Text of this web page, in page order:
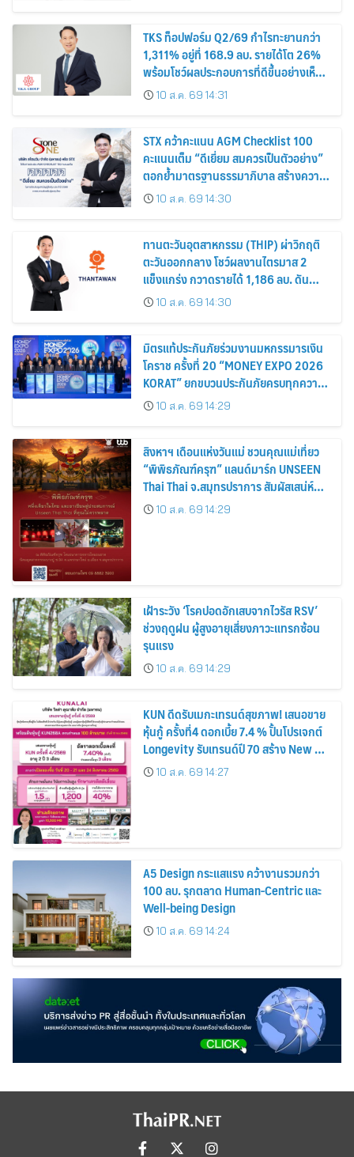
TKS ท็อปฟอร์ม Q2/69 กำไรทะยานกว่า
1,311% อยู่ที่ 168.9 ลบ. รายได้โต 26%
พร้อมโชว์ผลประกอบการที่ดีขึ้นอย่างเห็น
ได้ชัด บอร์ดเคาะจ่ายปันผลระหว่างกาลหุ้น
ละ 0.12 บาท
10 ส.ค. 69 14:31
STX คว้าคะแนน AGM Checklist 100
คะแนนเต็ม “ดีเยี่ยม สมควรเป็นตัวอย่าง”
ตอกย้ำมาตรฐานธรรมาภิบาล สร้างความ
เชื่อมั่นนักลงทุน
10 ส.ค. 69 14:30
ทานตะวันอุตสาหกรรม (THIP) ผ่าวิกฤติ
ตะวันออกกลาง โชว์ผลงานไตรมาส 2
แข็งแกร่ง กวาดรายได้ 1,186 ลบ. ดัน
กำไรเพิ่มขึ้น 26% พร้อมอนุมัติปันผล
ระหว่างกาล 0.55 บาท/หุ้น
10 ส.ค. 69 14:30
มิตรแท้ประกันภัยร่วมงานมหกรรมารเงิน
โคราช ครั้งที่ 20 “MONEY EXPO 2026
KORAT” ยกขบวนประกันภัยครบทุกความ
ต้องการ พร้อมโปรโมชันลดเบี้ยสูงสุด
15%
10 ส.ค. 69 14:29
สิงหาฯ เดือนแห่งวันแม่ ชวนคุณแม่เที่ยว
“พิพิธภัณฑ์ครุฑ” แลนด์มาร์ก UNSEEN
Thai Thai จ.สมุทรปราการ สัมผัสเสน่ห์
มรดกไทย พร้อมขอพรเสริมสิริมงคล
10 ส.ค. 69 14:29
เฝ้าระวัง ‘โรคปอดอักเสบจากไวรัส RSV’
ช่วงฤดูฝน ผู้สูงอายุเสี่ยงภาวะแทรกซ้อน
รุนแรง
10 ส.ค. 69 14:29
KUN ดีดรับเมกะเทรนด์สุขภาพ! เสนอขาย
หุ้นกู้ ครั้งที่4 ดอกเบี้ย 7.4 % ปั้นโปรเจกต์
Longevity รับเทรนด์ปี 70 สร้าง New S-
Curve
10 ส.ค. 69 14:27
A5 Design กระแสแรง คว้างานรวมกว่า
100 ลบ. รุกตลาด Human-Centric และ
Well-being Design
10 ส.ค. 69 14:24